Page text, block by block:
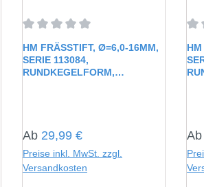
0 von 5 Sternen
Durchschnittliche Bewertung von 0
HM FRÄSSTIFT, Ø=6,0-16MM,
SERIE 113084,
RUNDKEGELFORM,
Regulärer Preis:
Ab 29,99 €
Preise inkl. MwSt. zzgl.
Versandkosten
Ab